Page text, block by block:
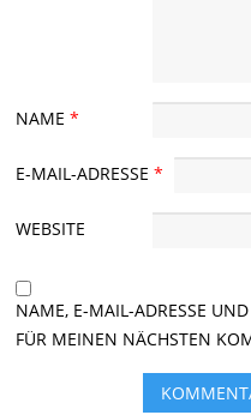
NAME*
E-MAIL-ADRESSE*
WEBSITE
NAME, E-MAIL-ADRESSE
FÜR MEINEN NÄCHSTEN